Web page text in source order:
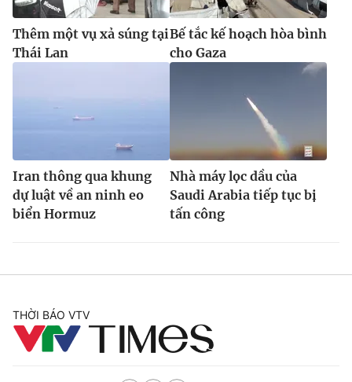
Thêm một vụ xả súng tại
Thái Lan
Bế tắc kế hoạch hòa bình
cho Gaza
Iran thông qua khung
dự luật về an ninh eo
biển Hormuz
Nhà máy lọc dầu của
Saudi Arabia tiếp tục bị
tấn công
THỜI BÁO VTV